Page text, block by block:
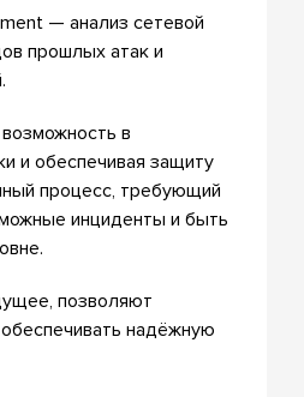
— анализ сетевой
прошлых атак и
в
и обеспечивая защиту
процесс, требующий
инциденты и быть
позволяют
надёжную